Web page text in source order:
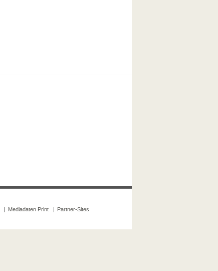
Mediadaten Print Partner-Sites